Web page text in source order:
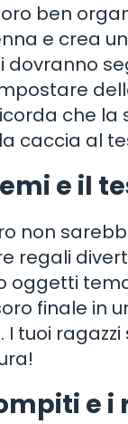
ben
e crea
che
caccia al
e il
non
regali
finale in
I tuoi
e i